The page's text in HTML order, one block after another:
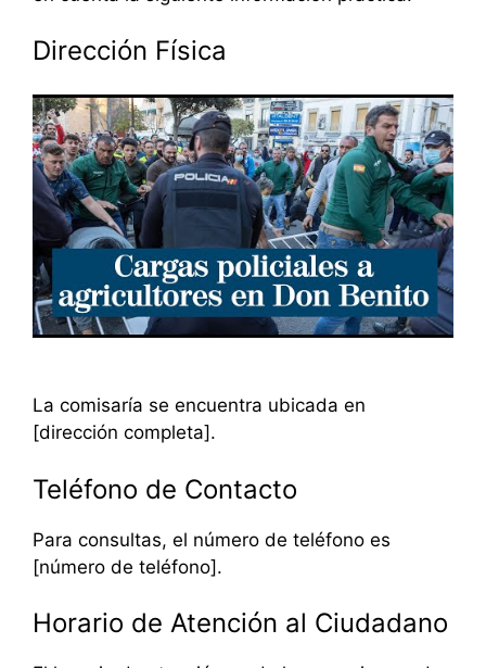
Dirección Física
La comisaría se encuentra ubicada en
[dirección completa].
Teléfono de Contacto
Para consultas, el número de teléfono es
[número de teléfono].
Horario de Atención al Ciudadano